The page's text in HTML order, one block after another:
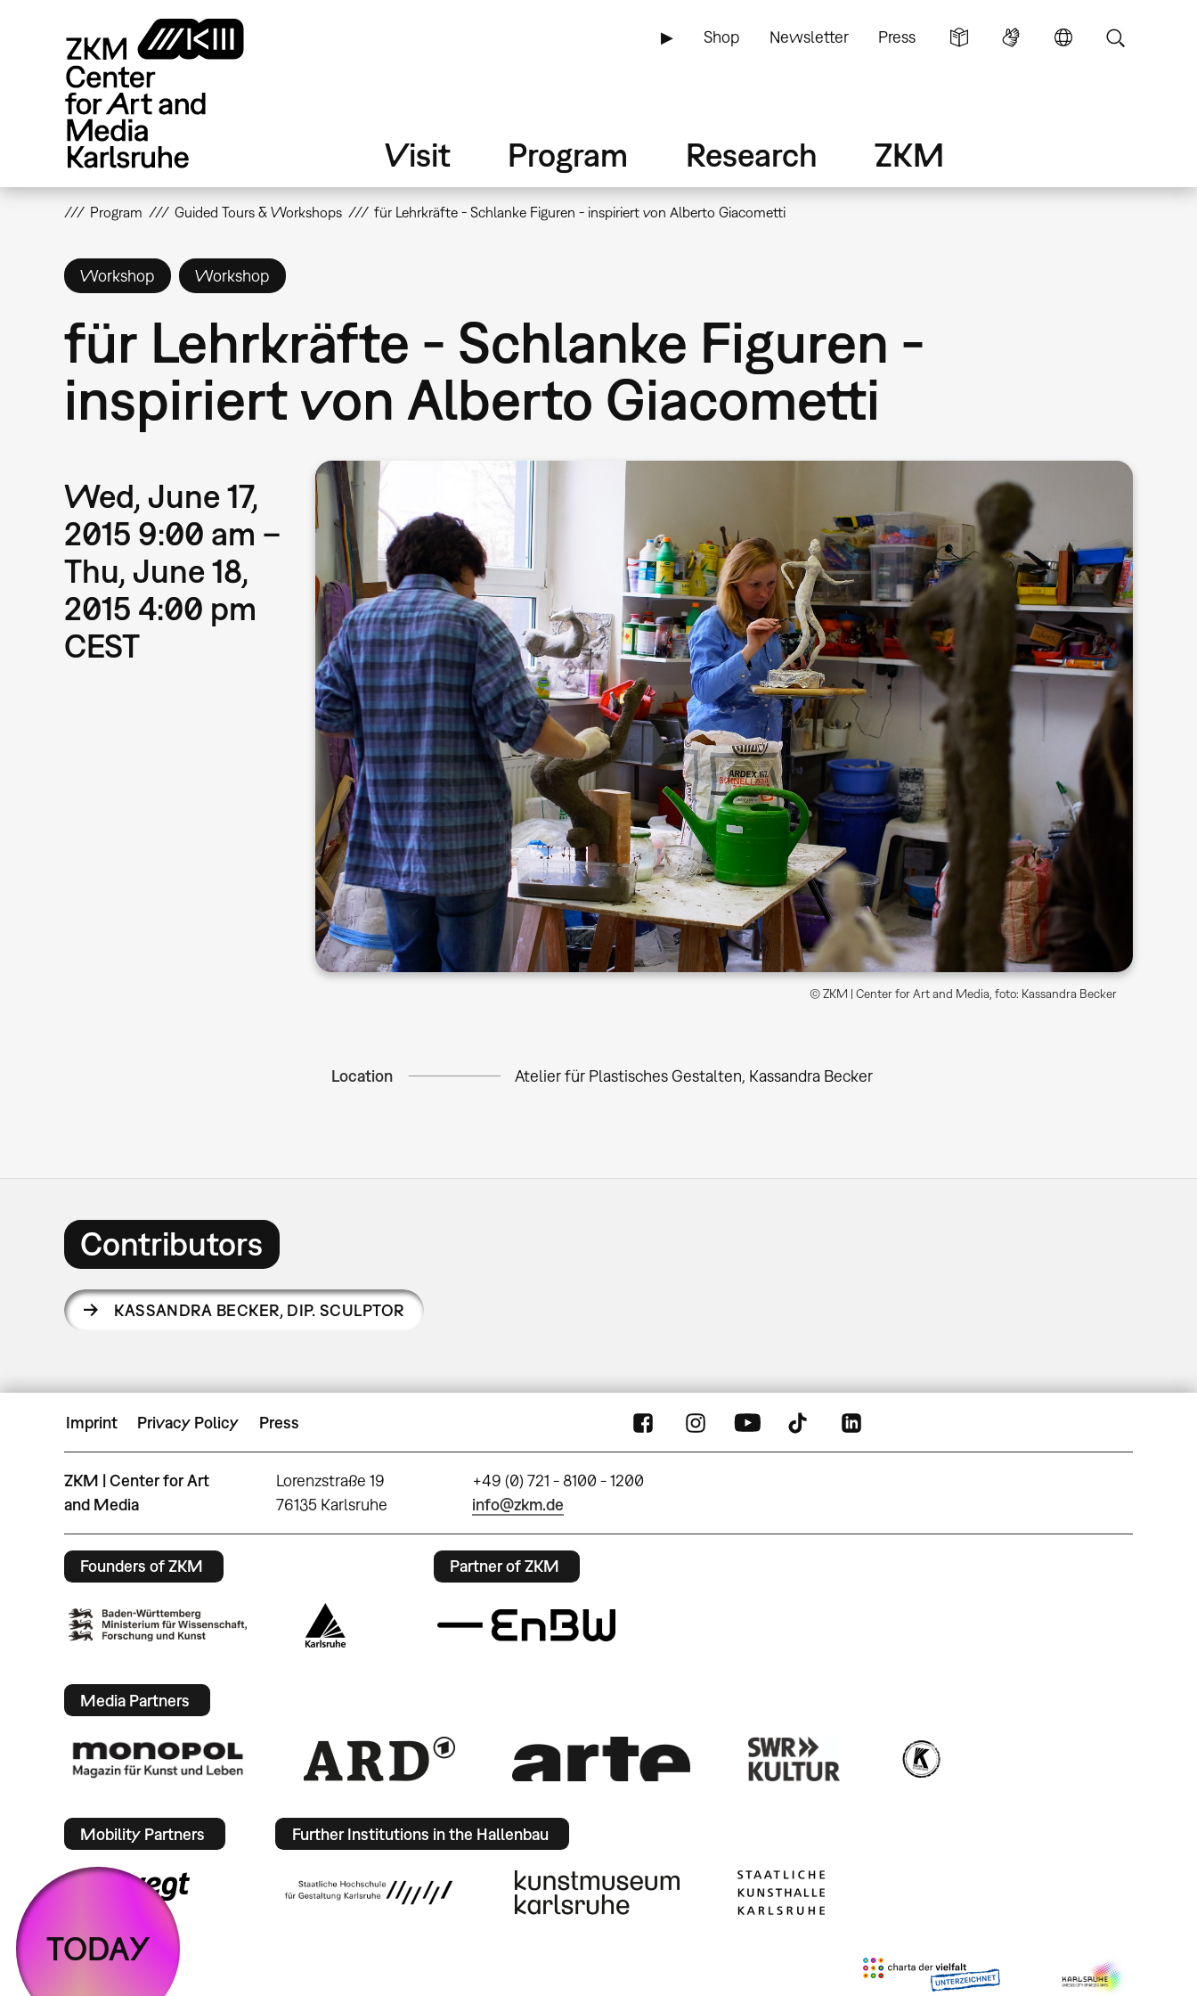
▶ Shop Newsletter Press
Visit Program Research ZKM
Program Guided Tours & Workshops für Lehrkräfte - Schlanke Figuren - inspiriert von Alberto Giacometti
Workshop Workshop
für Lehrkräfte - Schlanke Figuren -
inspiriert von Alberto Giacometti
Wed, June 17,
2015 9:00 am –
Thu, June 18,
2015 4:00 pm
CEST
© ZKM | Center for Art and Media, foto: Kassandra Becker
Location Atelier für Plastisches Gestalten, Kassandra Becker
Contributors
KASSANDRA BECKER, DIP. SCULPTOR
Imprint Privacy Policy Press
ZKM | Center for Art
and Media
Lorenzstraße 19
76135 Karlsruhe
+49 (0) 721 - 8100 - 1200
info@zkm.de
Founders of ZKM Partner of ZKM
Media Partners
Mobility Partners Further Institutions in the Hallenbau
TODAY